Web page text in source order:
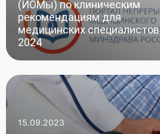
(ИОМы) по клиническим
рекомендациям для
медицинских специалистов
2024
15.09.2023